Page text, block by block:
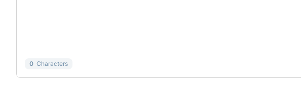
0 Characters